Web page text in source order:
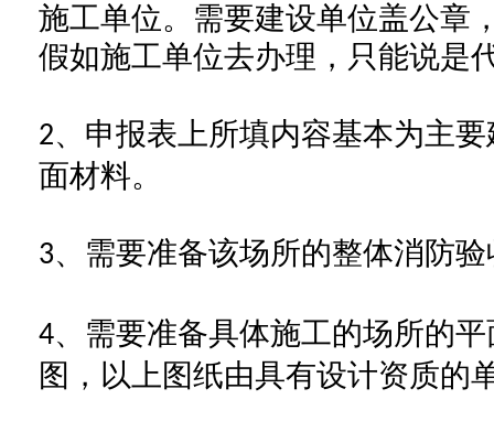
施工单位。需要建设单位盖公章
假如施工单位去办理，只能说是
2、申报表上所填内容基本为主
面材料。
3、需要准备该场所的整体消防
4、需要准备具体施工的场所的
图，以上图纸由具有设计资质的